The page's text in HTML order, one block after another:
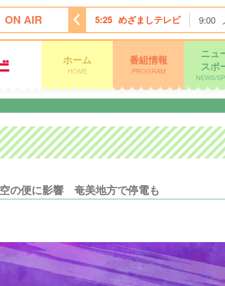
ON AIR
レビショッピング 5:25 めざましテレビ 9:00
ホーム
HOME
番組情報
PROGRAM
ニュ
スポ
NEWS/
の便に影響 奄美地方で停電も